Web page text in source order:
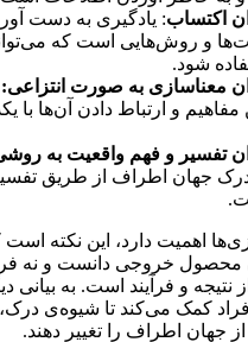
اکتساب: یادگیری به دست
و روش‌هایی است که
شود.
معناسازی به صورت انتزاعی:
و ارتباط دادن آن‌ها با
تفسیر و فهم واقعیت به
درک جهان اطراف از طریق
اهمیت دارد، این نکته است
محصول خروجی دانست و نه
نتیجه و فرآیند است. به بیانی
کمک می‌کند تا شیوه‌ی
جهان اطراف را تغییر دهند.